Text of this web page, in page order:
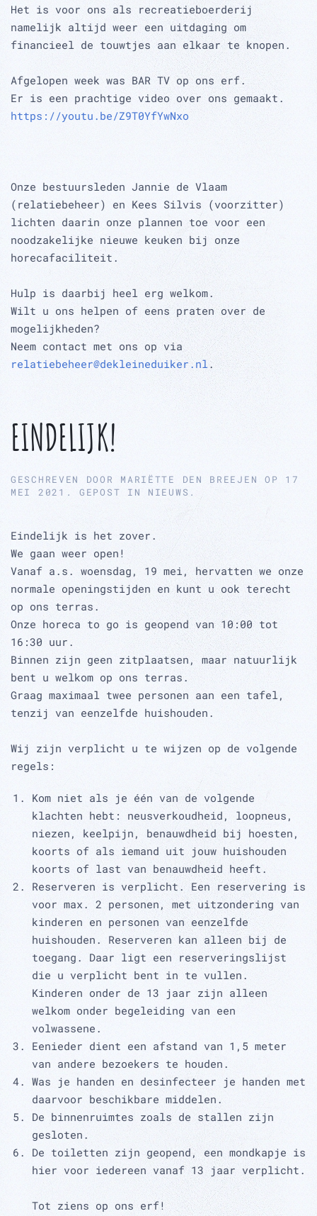
Het is voor ons als recreatieboerderij
namelijk altijd weer een uitdaging om
financieel de touwtjes aan elkaar te knopen.
Afgelopen week was BAR TV op ons erf.
Er is een prachtige video over ons gemaakt.
https://youtu.be/Z9T0YfYwNxo
Onze bestuursleden Jannie de Vlaam
(relatiebeheer) en Kees Silvis (voorzitter)
lichten daarin onze plannen toe voor een
noodzakelijke nieuwe keuken bij onze
horecafaciliteit.
Hulp is daarbij heel erg welkom.
Wilt u ons helpen of eens praten over de
mogelijkheden?
Neem contact met ons op via
relatiebeheer@dekleineduiker.nl .
EINDELIJK!
GESCHREVEN DOOR MARIËTTE DEN BREEJEN OP 17
MEI 2021 . GEPOST IN NIEUWS .
Eindelijk is het zover.
We gaan weer open!
Vanaf a.s. woensdag, 19 mei, hervatten we onze
normale openingstijden en kunt u ook terecht
op ons terras.
Onze horeca to go is geopend van 10:00 tot
16:30 uur.
Binnen zijn geen zitplaatsen, maar natuurlijk
bent u welkom op ons terras.
Graag maximaal twee personen aan een tafel,
tenzij van eenzelfde huishouden.
Wij zijn verplicht u te wijzen op de volgende
regels:
Kom niet als je één van de volgende
klachten hebt: neusverkoudheid, loopneus,
niezen, keelpijn, benauwdheid bij hoesten,
koorts of als iemand uit jouw huishouden
koorts of last van benauwdheid heeft.
Reserveren is verplicht. Een reservering is
voor max. 2 personen, met uitzondering van
kinderen en personen van eenzelfde
huishouden. Reserveren kan alleen bij de
toegang. Daar ligt een reserveringslijst
die u verplicht bent in te vullen.
Kinderen onder de 13 jaar zijn alleen
welkom onder begeleiding van een
volwassene.
Eenieder dient een afstand van 1,5 meter
van andere bezoekers te houden.
Was je handen en desinfecteer je handen met
daarvoor beschikbare middelen.
De binnenruimtes zoals de stallen zijn
gesloten.
De toiletten zijn geopend, een mondkapje is
hier voor iedereen vanaf 13 jaar verplicht.
Tot ziens op ons erf!